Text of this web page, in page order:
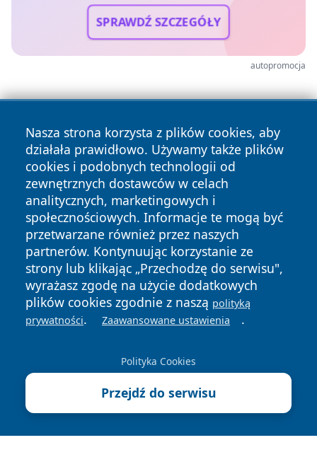
SPRAWDŹ SZCZEGÓŁY
autopromocja
Nasza strona korzysta z plików cookies, aby
działała prawidłowo. Używamy także plików
cookies i podobnych technologii od
zewnętrznych dostawców w celach
analitycznych, marketingowych i
społecznościowych. Informacje te mogą być
przetwarzane również przez naszych
partnerów. Kontynuując korzystanie ze
strony lub klikając „Przechodzę do serwisu",
wyrażasz zgodę na użycie dodatkowych
plików cookies zgodnie z naszą polityką
prywatności. Zaawansowane ustawienia .
Polityka Cookies
Przejdź do serwisu
Copyright © 2026 lubinski24.pl Wszystkie prawa zastrzeżone.
News Autorzy
Polityka
Prywatności
Polityka
Cookies